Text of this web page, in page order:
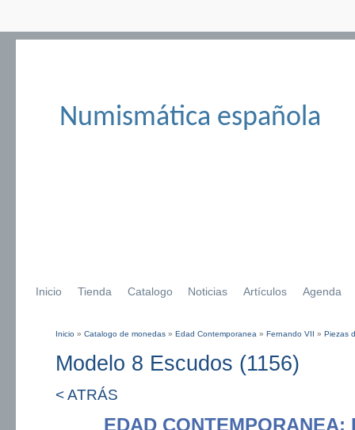
Numismática española
Inicio Tienda Catalogo Noticias Artículos Agenda
Inicio » Catalogo de monedas » Edad Contemporanea » Fernando VII » Piezas
Modelo 8 Escudos (1156)
< ATRÁS
EDAD CONTEMPORANEA: